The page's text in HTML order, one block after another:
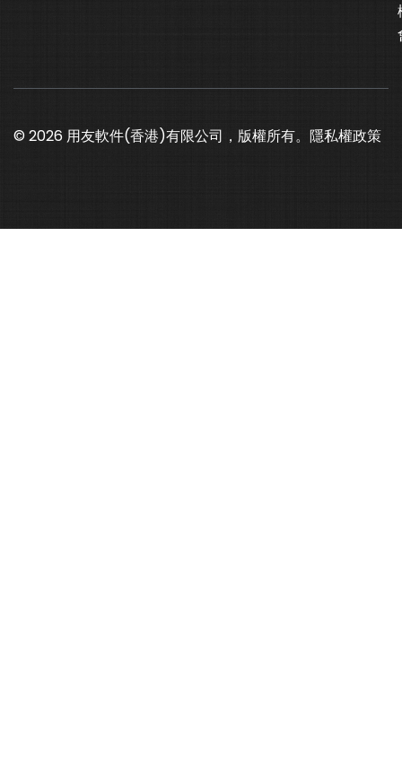
© 2026 用友軟件(香港)有限公司，版權所有。 隱私權政策